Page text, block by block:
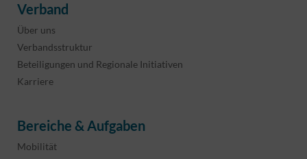
Verband
Über uns
Verbandsstruktur
Beteiligungen und Regionale Initiativen
Karriere
Bereiche & Aufgaben
Mobilität